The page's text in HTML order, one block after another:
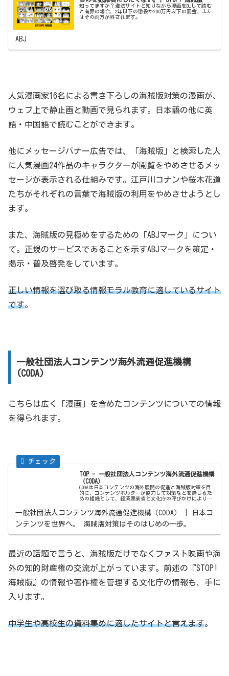
知ってますか？違法サイトと知りながら漫画をDLして読む
と有罪の場合、2年以下の懲役か200万円以下の罰金、また
はその両方が科されます。
ABJ
人気漫画家16名による書き下ろしの海賊版対策の漫画が、
ウェブ上で静止画と動画で見られます。日本語の他に英
語・中国語で読むことができます。
他にメッセージバナー広告では、「海賊版」と検索した人
に人気漫画24作品のキャラクターが閲覧をやめさせるメッ
セージが表示される仕組みです。江戸川コナンや桜木花道
たちがそれぞれの言葉で海賊版の利用をやめさせようとし
ます。
また、海賊版の見極めをするための「ABJマーク」につい
て。正規のサービスであることを示すABJマークを策定・
掲示・普及啓発をしています。
正しい情報を選び取る情報モラル教育に適しているサイト
です。
一般社団法人コンテンツ海外流通促進機構
(CODA)
こちらは広く「漫画」を含めたコンテンツについての情報
を得られます。
TOP - 一般社団法人コンテンツ海外流通促進機構
（CODA）
CODAは日本コンテンツの海外展開の促進と海賊版対策を目
的に、コンテンツホルダーが協力して対策などを講じるた
めの組織として、経済産業省と文化庁の呼びかけにより設
一般社団法人コンテンツ海外流通促進機構（CODA） | 日本コ
ンテンツを世界へ。 海賊版対策はそのはじめの一歩。
最近の話題で言うと、海賊版だけでなくファスト映画や海
外の知的財産権の交流が上がっています。前述の『STOP!
海賊版』の情報や著作権を管理する文化庁の情報も、手に
入ります。
中学生や高校生の資料集めに適したサイトと言えます。